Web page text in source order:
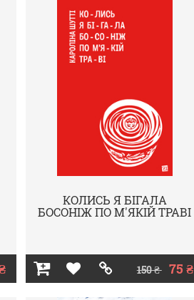
КОЛИСЬ Я БІГАЛА
БОСОНІЖ ПО М'ЯКІЙ ТРАВІ
150 ₴ 75 ₴